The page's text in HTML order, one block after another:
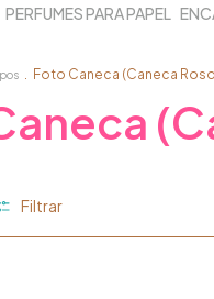
PERFUMES PARA PAPEL
Foto Caneca (Caneca
Filtrar